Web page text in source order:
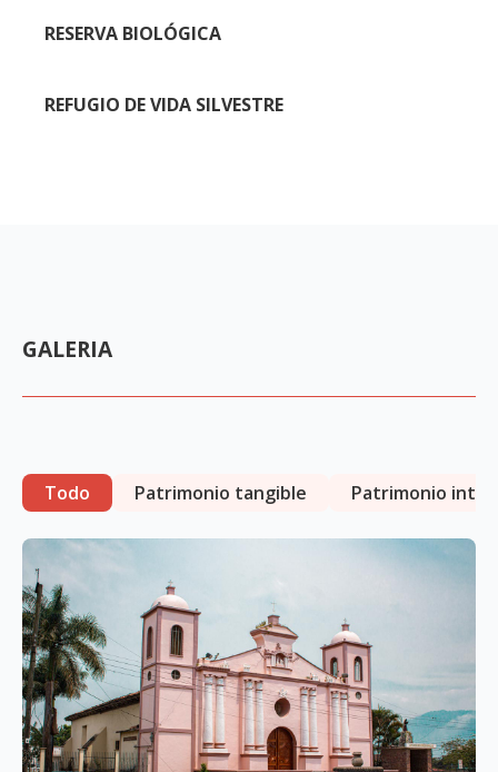
RESERVA BIOLÓGICA
REFUGIO DE VIDA SILVESTRE
GALERIA
Todo Patrimonio tangible Patrimonio